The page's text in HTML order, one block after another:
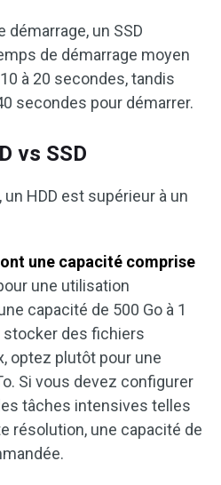
un SSD
de démarrage moyen
10 à 20 secondes, tandis
secondes pour démarrer.
vs SSD
HDD est supérieur à un
une capacité comprise
une utilisation
capacité de 500 Go à 1
stocker des fichiers
optez plutôt pour une
Si vous devez configurer
tâches intensives telles
résolution, une capacité de